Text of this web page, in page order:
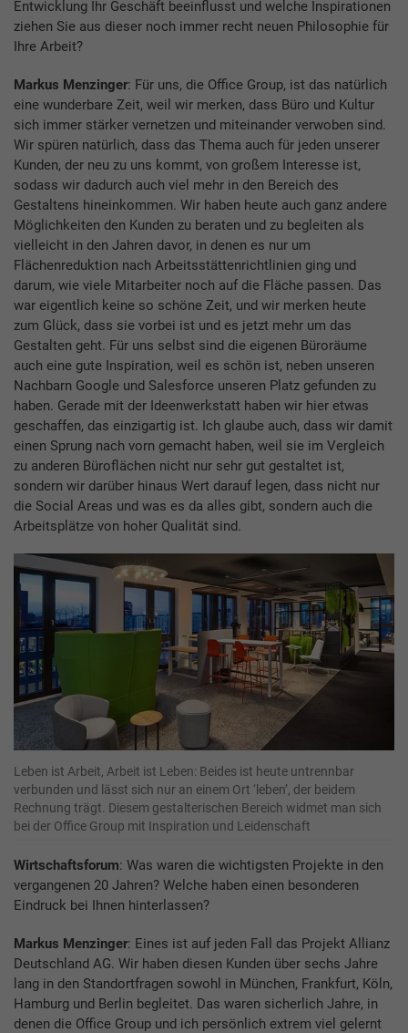
Entwicklung Ihr Geschäft beeinflusst und welche Inspirationen
ziehen Sie aus dieser noch immer recht neuen Philosophie für
Ihre Arbeit?
Markus Menzinger: Für uns, die Office Group, ist das natürlich
eine wunderbare Zeit, weil wir merken, dass Büro und Kultur
sich immer stärker vernetzen und miteinander verwoben sind.
Wir spüren natürlich, dass das Thema auch für jeden unserer
Kunden, der neu zu uns kommt, von großem Interesse ist,
sodass wir dadurch auch viel mehr in den Bereich des
Gestaltens hineinkommen. Wir haben heute auch ganz andere
Möglichkeiten den Kunden zu beraten und zu begleiten als
vielleicht in den Jahren davor, in denen es nur um
Flächenreduktion nach Arbeitsstättenrichtlinien ging und
darum, wie viele Mitarbeiter noch auf die Fläche passen. Das
war eigentlich keine so schöne Zeit, und wir merken heute
zum Glück, dass sie vorbei ist und es jetzt mehr um das
Gestalten geht. Für uns selbst sind die eigenen Büroräume
auch eine gute Inspiration, weil es schön ist, neben unseren
Nachbarn Google und Salesforce unseren Platz gefunden zu
haben. Gerade mit der Ideenwerkstatt haben wir hier etwas
geschaffen, das einzigartig ist. Ich glaube auch, dass wir damit
einen Sprung nach vorn gemacht haben, weil sie im Vergleich
zu anderen Büroflächen nicht nur sehr gut gestaltet ist,
sondern wir darüber hinaus Wert darauf legen, dass nicht nur
die Social Areas und was es da alles gibt, sondern auch die
Arbeitsplätze von hoher Qualität sind.
Leben ist Arbeit, Arbeit ist Leben: Beides ist heute untrennbar
verbunden und lässt sich nur an einem Ort ‘leben’, der beidem
Rechnung trägt. Diesem gestalterischen Bereich widmet man sich
bei der Office Group mit Inspiration und Leidenschaft
Wirtschaftsforum: Was waren die wichtigsten Projekte in den
vergangenen 20 Jahren? Welche haben einen besonderen
Eindruck bei Ihnen hinterlassen?
Markus Menzinger: Eines ist auf jeden Fall das Projekt Allianz
Deutschland AG. Wir haben diesen Kunden über sechs Jahre
lang in den Standortfragen sowohl in München, Frankfurt, Köln,
Hamburg und Berlin begleitet. Das waren sicherlich Jahre, in
denen die Office Group und ich persönlich extrem viel gelernt